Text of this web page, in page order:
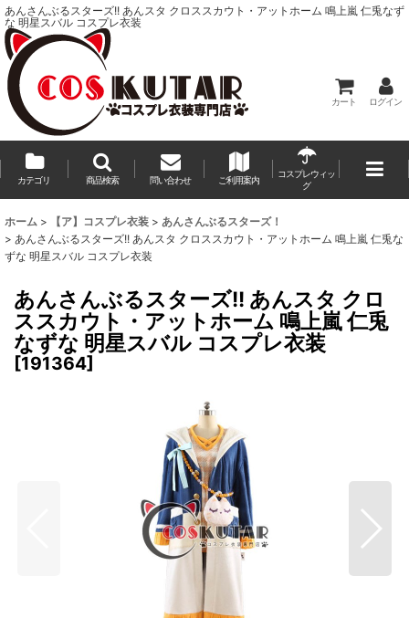
あんさんぶるスターズ!! あんスタ クロススカウト・アットホーム 鳴上嵐 仁兎なず
な 明星スバル コスプレ衣装
カート ログイン
カテゴリ 商品検索 問い合わせ ご利用案内
コスプレウィッ
グ
ホーム > 【ア】コスプレ衣装 > あんさんぶるスターズ！
> あんさんぶるスターズ!! あんスタ クロススカウト・アットホーム 鳴上嵐 仁兎な
ずな 明星スバル コスプレ衣装
あんさんぶるスターズ!! あんスタ クロ
ススカウト・アットホーム 鳴上嵐 仁兎
なずな 明星スバル コスプレ衣装
[191364]